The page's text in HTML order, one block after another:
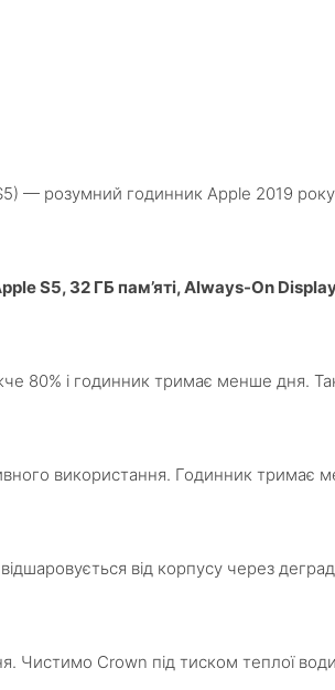
— розумний годинник Apple 2019
S5, 32 ГБ пам’яті, Always-On
80% і годинник тримає менше
використання. Годинник
від корпусу через
Чистимо Crown під тиском теплої